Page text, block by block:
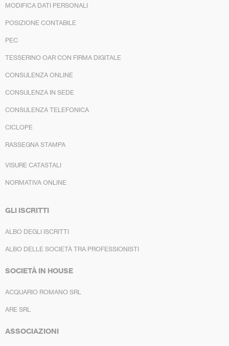
MODIFICA DATI PERSONALI
POSIZIONE CONTABILE
PEC
TESSERINO OAR CON FIRMA DIGITALE
CONSULENZA ONLINE
CONSULENZA IN SEDE
CONSULENZA TELEFONICA
CICLOPE
RASSEGNA STAMPA
VISURE CATASTALI
NORMATIVA ONLINE
GLI ISCRITTI
ALBO DEGLI ISCRITTI
ALBO DELLE SOCIETÀ TRA PROFESSIONISTI
SOCIETÀ IN HOUSE
ACQUARIO ROMANO SRL
ARE SRL
ASSOCIAZIONI